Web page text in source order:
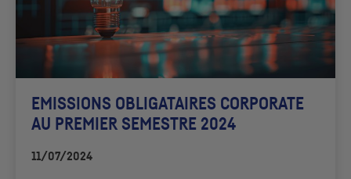
EMISSIONS OBLIGATAIRES CORPORATE
AU PREMIER SEMESTRE 2024
11/07/2024